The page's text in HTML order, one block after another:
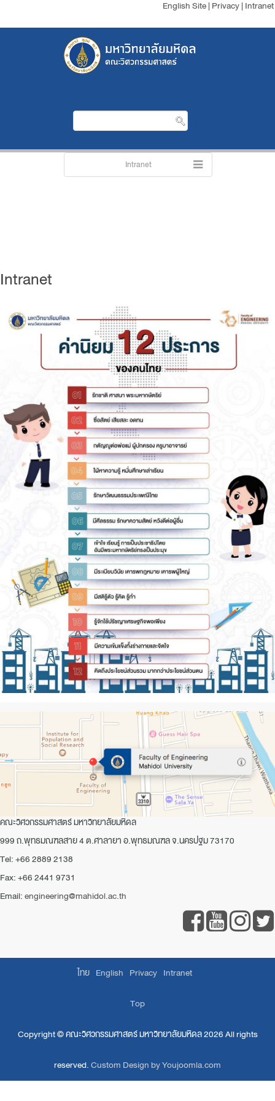
English Site| Privacy| Intranet
Intranet
Intranet
คณะวิศวกรรมศาสตร์ มหาวิทยาลัยมหิดล
999 ถ.พุทธมณฑลสาย 4 ต.ศาลายา อ.พุทธมณฑล จ.นครปฐม 73170
Tel: +66 2889 2138
Fax: +66 2441 9731
Email:engineering@mahidol.ac.th
ไทย English Privacy Intranet
Top
Copyright ©คณะวิศวกรรมศาสตร์ มหาวิทยาลัยมหิดล2026 All rights
reserved.Custom Design by Youjoomla.com